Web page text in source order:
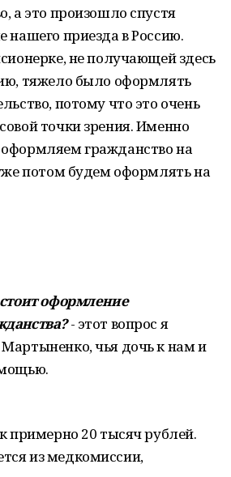
а это произошло спустя
нашего приезда в Россию.
не получающей здесь
тяжело было оформлять
потому что это очень
точки зрения. Именно
гражданство на
потом будем оформлять на
оформление
- этот вопрос я
чья дочь к нам и
примерно 20 тысяч рублей.
из медкомиссии,